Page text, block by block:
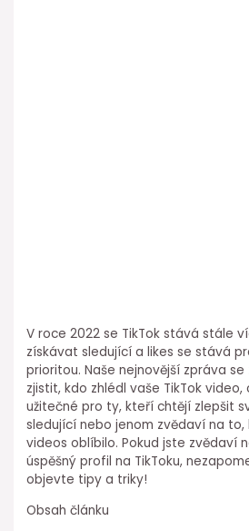
V roce 2022 se TikTok stává stále
získávat sledující a likes se stává
prioritou. Naše nejnovější zpráva
zjistit, kdo zhlédl vaše TikTok video,
užitečné pro ty, kteří chtějí zlepšit
sledující nebo jenom zvědaví na to,
videos oblíbilo. Pokud jste zvědaví
úspěšný profil na TikToku,
objevte tipy a triky!
Obsah článku